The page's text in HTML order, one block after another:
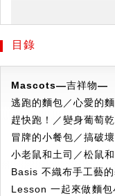
還能親手縫製超萌的
感受每一針每一線的
★
色彩鮮艷，舒適手
停
網羅《麵包小偷》系
運用材質柔軟的不織
可以拆裝組合，開麵
讓孩子快樂暢玩。
更多玩法等你和寶貝
目錄
Mascots—吉祥物—
逃跑的麵包／心愛的
趕快跑！／變身葡萄
冒牌的小餐包／搞破
小老鼠和土司／松鼠
Basis 不織布手工藝
Lesson 一起來做麵